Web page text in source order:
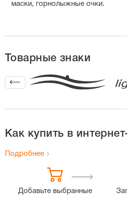
маски, горнолыжные очки.
Товарные знаки
Как купить в
Подробнее
Добавьте выбранные